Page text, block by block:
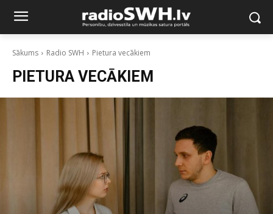
Sākums Radio SWH Pietura vecākiem
PIETURA VECĀKIEM